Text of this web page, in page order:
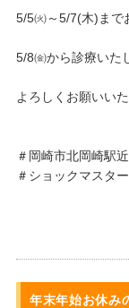
5/5㈫～5/7(木)まで
5/8㈮から診療いた
よろしくお願いいた
＃岡崎市北岡崎駅近
＃ショックマスター
年末年始お休み